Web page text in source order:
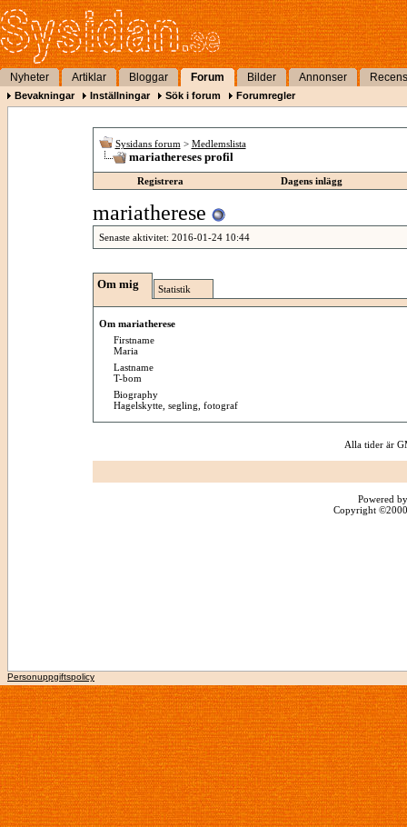
Nyheter Artiklar Bloggar Forum Bilder Annonser
Bevakningar Inställningar Sök i forum Forumregler
Sysidans forum > Medlemslista
mariathereses profil
Registrera Dagens inlägg
mariatherese
Senaste aktivitet: 2016-01-24 10:44
Om mig Statistik
Om mariatherese
Firstname
Maria
Lastname
T-bom
Biography
Hagelskytte, segling, fotograf
Alla tider är
Powered
Copyright
Personuppgiftspolicy